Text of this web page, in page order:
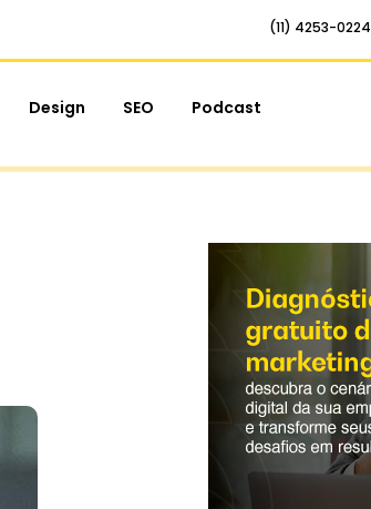
(11) 4253-0224
Design SEO Podcast